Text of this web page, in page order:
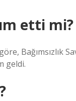
etti mi?
Bağımsızlık
geldi.